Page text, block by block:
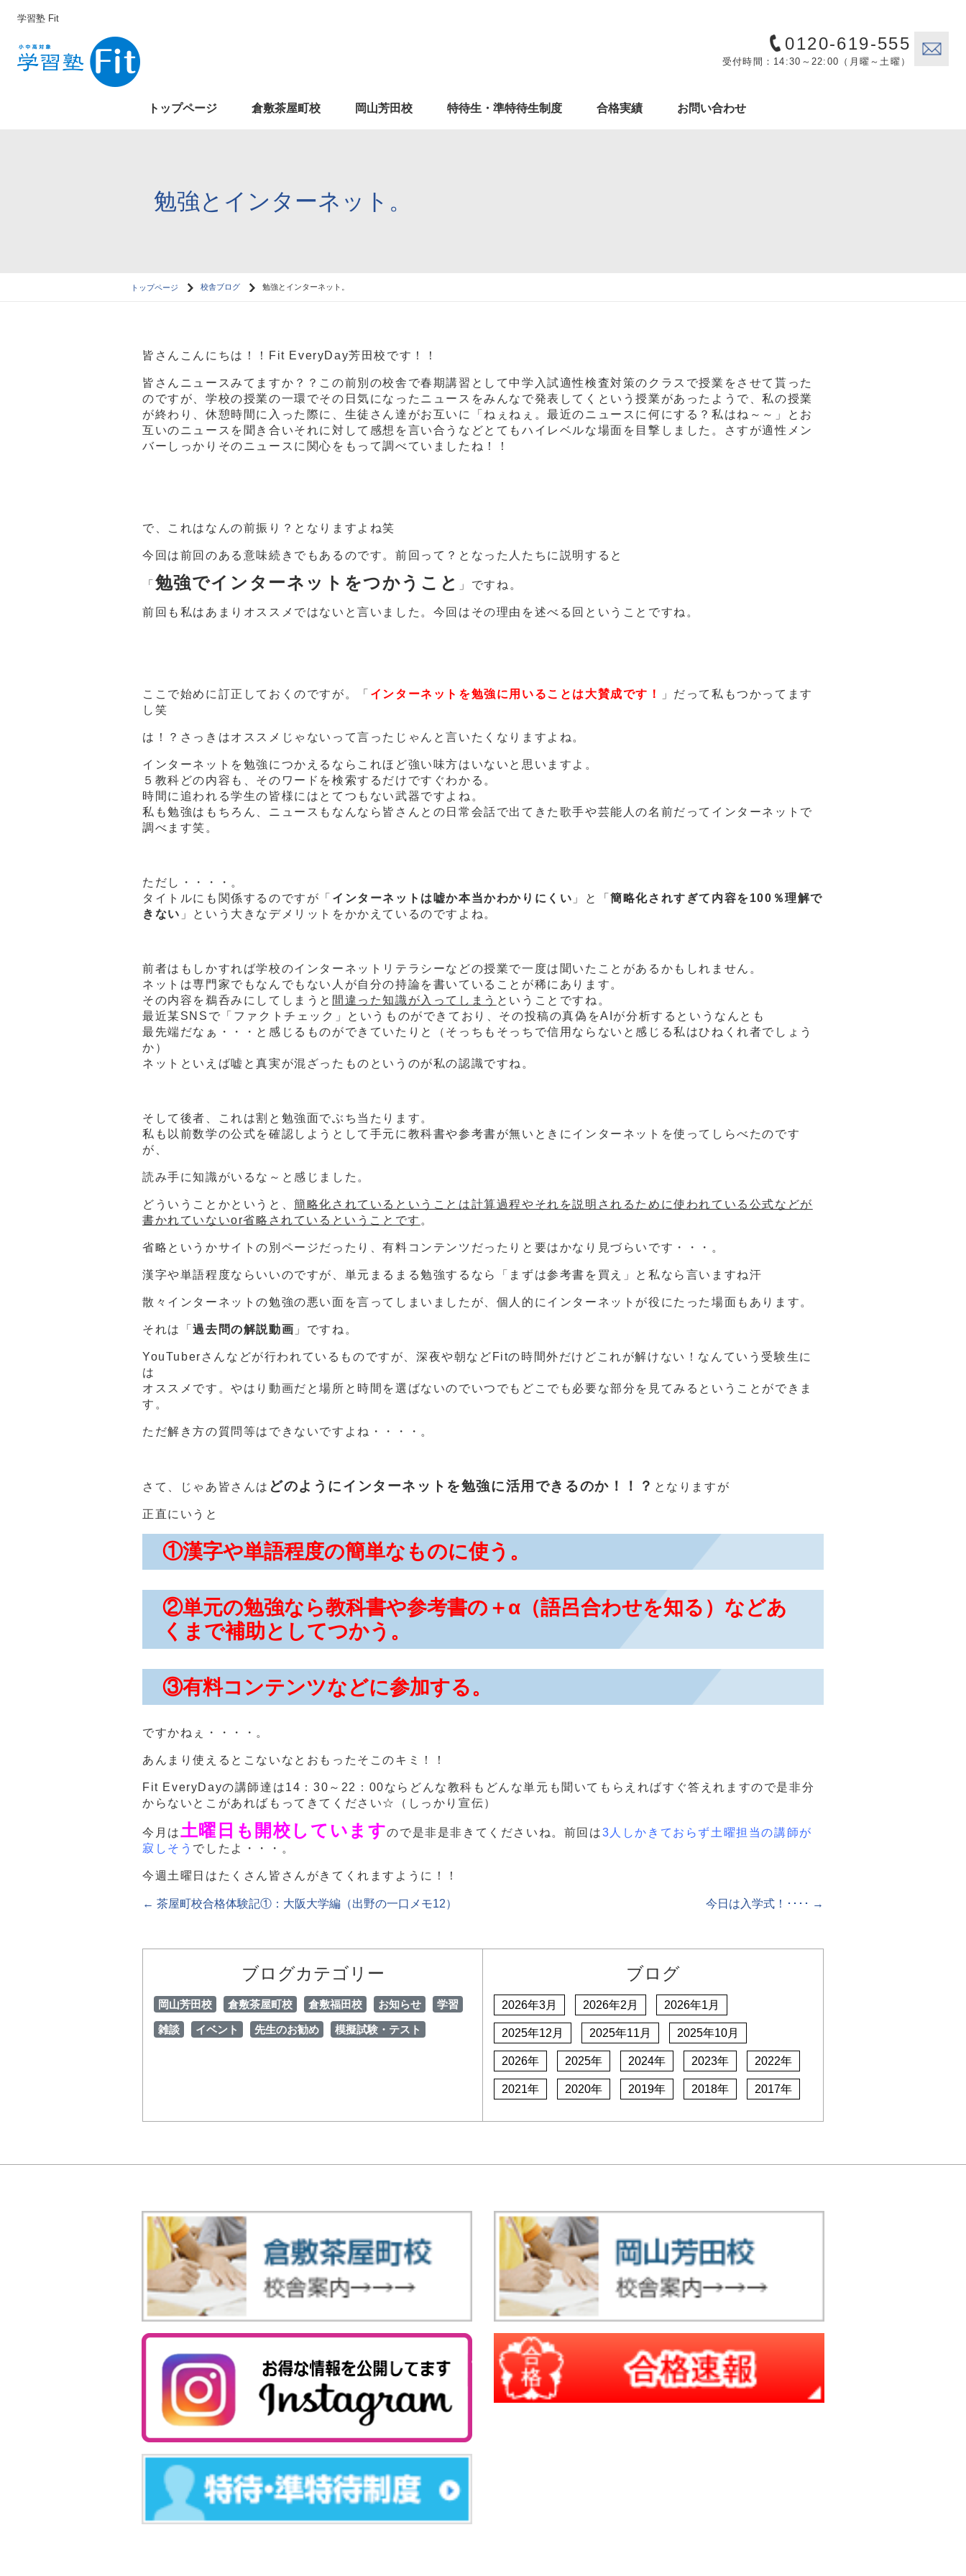
学習塾 Fit
0120-619-555
受付時間：14:30～22:00（月曜～土曜）
トップページ 倉敷茶屋町校 岡山芳田校 特待生・準特待生制度 合格実績 お問い合わせ
勉強とインターネット。
トップページ 校舎ブログ 勉強とインターネット。
皆さんこんにちは！！Fit EveryDay芳田校です！！
皆さんニュースみてますか？？この前別の校舎で春期講習として中学入試適性検査対策のクラスで授業をさせて貰った
のですが、学校の授業の一環でその日気になったニュースをみんなで発表してくという授業があったようで、私の授業
が終わり、休憩時間に入った際に、生徒さん達がお互いに「ねぇねぇ。最近のニュースに何にする？私はね～～」とお
互いのニュースを聞き合いそれに対して感想を言い合うなどとてもハイレベルな場面を目撃しました。さすが適性メン
バーしっかりそのニュースに関心をもって調べていましたね！！
で、これはなんの前振り？となりますよね笑
今回は前回のある意味続きでもあるのです。前回って？となった人たちに説明すると
「 勉強でインターネットをつかうこと 」ですね。
前回も私はあまりオススメではないと言いました。今回はその理由を述べる回ということですね。
ここで始めに訂正しておくのですが。「 インターネットを勉強に用いることは大賛成です！
」だって私もつかってます
し笑
は！？さっきはオススメじゃないって言ったじゃんと言いたくなりますよね。
インターネットを勉強につかえるならこれほど強い味方はいないと思いますよ。
５教科どの内容も、そのワードを検索するだけですぐわかる。
時間に追われる学生の皆様にはとてつもない武器ですよね。
私も勉強はもちろん、ニュースもなんなら皆さんとの日常会話で出てきた歌手や芸能人の名前だってインターネットで
調べます笑。
ただし・・・・。
タイトルにも関係するのですが「 インターネットは嘘か本当かわかりにくい 」と「簡略化されすぎて内容を100％理解で
きない 」という大きなデメリットをかかえているのですよね。
前者はもしかすれば学校のインターネットリテラシーなどの授業で一度は聞いたことがあるかもしれません。
ネットは専門家でもなんでもない人が自分の持論を書いていることが稀にあります。
その内容を鵜呑みにしてしまうと 間違った知識が入ってしまう ということですね。
最近某SNSで「ファクトチェック」というものができており、その投稿の真偽をAIが分析するというなんとも
最先端だなぁ・・・と感じるものができていたりと（そっちもそっちで信用ならないと感じる私はひねくれ者でしょう
か）
ネットといえば嘘と真実が混ざったものというのが私の認識ですね。
そして後者、これは割と勉強面でぶち当たります。
私も以前数学の公式を確認しようとして手元に教科書や参考書が無いときにインターネットを使ってしらべたのです
が、
読み手に知識がいるな～と感じました。
どういうことかというと、簡略化されているということは計算過程やそれを説明されるために使われている公式などが
書かれていないor省略されているということです 。
省略というかサイトの別ページだったり、有料コンテンツだったりと要はかなり見づらいです・・・。
漢字や単語程度ならいいのですが、単元まるまる勉強するなら「まずは参考書を買え」と私なら言いますね汗
散々インターネットの勉強の悪い面を言ってしまいましたが、個人的にインターネットが役にたった場面もあります。
それは「過去問の解説動画 」ですね。
YouTuberさんなどが行われているものですが、深夜や朝などFitの時間外だけどこれが解けない！なんていう受験生に
は
オススメです。やはり動画だと場所と時間を選ばないのでいつでもどこでも必要な部分を見てみるということができま
す。
ただ解き方の質問等はできないですよね・・・・。
さて、じゃあ皆さんは どのようにインターネットを勉強に活用できるのか！！？ となりますが
正直にいうと
①漢字や単語程度の簡単なものに使う。
②単元の勉強なら教科書や参考書の＋α（語呂合わせを知る）などあ
くまで補助としてつかう。
③有料コンテンツなどに参加する。
ですかねぇ・・・・。
あんまり使えるとこないなとおもったそこのキミ！！
Fit EveryDayの講師達は14：30～22：00ならどんな教科もどんな単元も聞いてもらえればすぐ答えれますので是非分
からないとこがあればもってきてください☆（しっかり宣伝）
今月は土曜日も開校していますので是非是非きてくださいね。前回は3人しかきておらず土曜担当の講師が
寂しそう でしたよ・・・。
今週土曜日はたくさん皆さんがきてくれますように！！
← 茶屋町校合格体験記①：大阪大学編（出野の一口メモ12） 今日は入学式！････ →
ブログカテゴリー
岡山芳田校 倉敷茶屋町校 倉敷福田校 お知らせ 学習
雑談 イベント 先生のお勧め 模擬試験・テスト
ブログ
2026年3月 2026年2月 2026年1月
2025年12月 2025年11月 2025年10月
2026年 2025年 2024年 2023年 2022年
2021年 2020年 2019年 2018年 2017年